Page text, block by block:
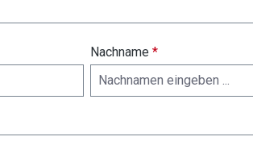
Nachname *